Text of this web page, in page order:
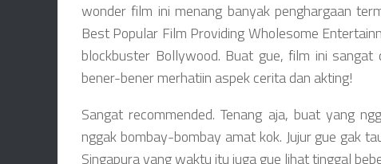
wonder film ini menang banyak penghargaan
Best Popular Film Providing Wholesome
blockbuster Bollywood. Buat gue, film ini
bener-bener merhatiin aspek cerita dan akting!
Sangat recommended. Tenang aja, buat yang
nggak bombay-bombay amat kok. Jujur gue gak
Singapura yang waktu itu juga gue lihat tinggal